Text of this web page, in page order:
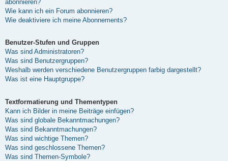
abonnieren?
Wie kann ich ein Forum abonnieren?
Wie deaktiviere ich meine Abonnements?
Benutzer-Stufen und Gruppen
Was sind Administratoren?
Was sind Benutzergruppen?
Weshalb werden verschiedene Benutzergruppen farbig dargestellt?
Was ist eine Hauptgruppe?
Textformatierung und Thementypen
Kann ich Bilder in meine Beiträge einfügen?
Was sind globale Bekanntmachungen?
Was sind Bekanntmachungen?
Was sind wichtige Themen?
Was sind geschlossene Themen?
Was sind Themen-Symbole?